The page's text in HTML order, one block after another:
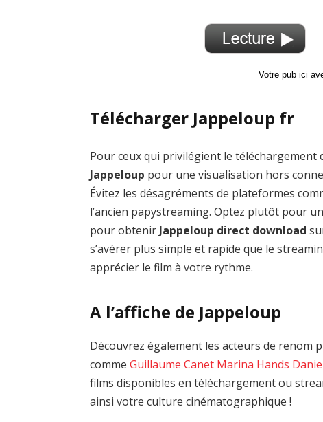
Votre pub ici
Télécharger Jappeloup fr
Pour ceux qui privilégient le téléchargement
Jappeloup pour une visualisation hors
Évitez les désagréments de plateformes
l’ancien papystreaming. Optez plutôt pour
pour obtenir Jappeloup direct download
s’avérer plus simple et rapide que le
apprécier le film à votre rythme.
A l’affiche de Jappeloup
Découvrez également les acteurs de renom
commeGuillaume Canet Marina Hands
films disponibles en téléchargement ou
ainsi votre culture cinématographique !